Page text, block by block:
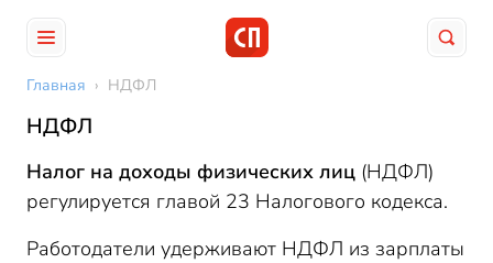
Главная › НДФЛ
НДФЛ
Налог на доходы физических лиц (НДФЛ)
регулируется главой 23 Налогового кодекса.
Работодатели удерживают НДФЛ из зарплаты